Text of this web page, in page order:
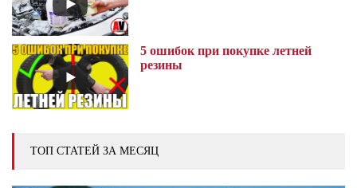
5 ошибок при покупке летней
резины
ТОП СТАТЕЙ ЗА МЕСЯЦ